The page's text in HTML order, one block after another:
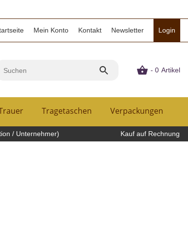
Mein Konto Kontakt Newsletter Login
- 0 Artikel
Tragetaschen Verpackungen
/ Unternehmer) Kauf auf Rechnung